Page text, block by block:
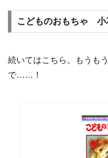
こどものおもちゃ 小
続いてはこちら。もうも
で……！